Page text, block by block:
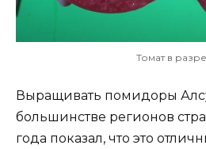
Томат в
Выращивать помидоры
большинстве регионов
года показал, что это